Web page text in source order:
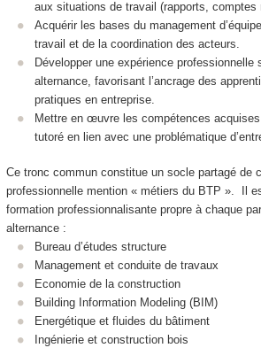
aux situations de travail (rapports, comptes
Acquérir les bases du management
travail et de la coordination des acteurs.
Développer une expérience professionnelle
alternance , favorisant l’ancrage des
pratiques en entreprise.
Mettre en œuvre les compétences acquises
tutoré en lien avec une problématique
Ce tronc commun constitue un socle partagé de
professionnelle mention « métiers du BTP ». Il
formation professionnalisante propre à chaque
alternance:
Bureau d’études structure
Management et conduite de travaux
Economie de la construction
Building Information Modeling (BIM)
Energétique et fluides du bâtiment
Ingénierie et construction bois